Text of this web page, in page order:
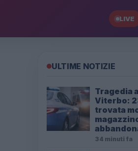
LIVE
ULTIME NOTIZIE
Tragedia a
Viterbo:
trovata
34 minuti fa